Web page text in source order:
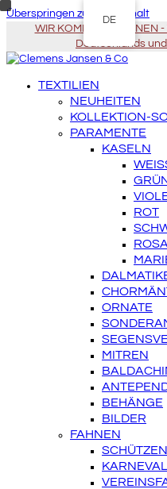
Überspringen zu Hauptinhalt
WIR KOMMEN ZU IHNEN
Deutschlands
TEXTILIEN
NEUHEITEN
KOLLEKTION-
PARAMENTE
KASELN
WEISS
ROT
ROSA
ORNATE
MITREN
BEHÄNGE
BILDER
FAHNEN
DE